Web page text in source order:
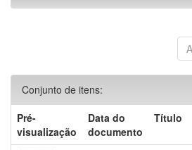
Conjunto de itens:
Pré-
visualização
Data do
documento
Título